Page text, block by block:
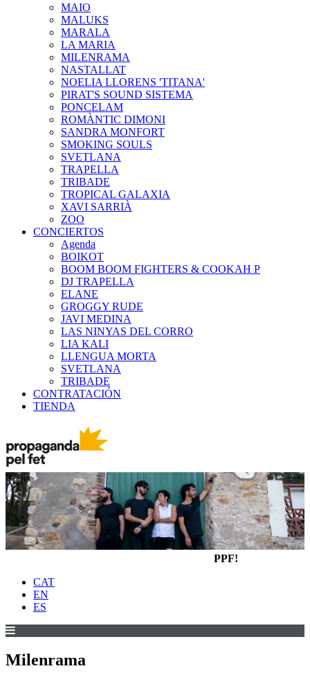
MAIO
MALUKS
MARALA
LA MARIA
MILENRAMA
NASTALLAT
NOELIA LLORENS 'TITANA'
PIRAT'S SOUND SISTEMA
PONCELAM
ROMÀNTIC DIMONI
SANDRA MONFORT
SMOKING SOULS
SVETLANA
TRAPELLA
TRIBADE
TROPICAL GALAXIA
XAVI SARRIÀ
ZOO
CONCIERTOS
Agenda
BOIKOT
BOOM BOOM FIGHTERS & COOKAH P
DJ TRAPELLA
ELANE
GROGGY RUDE
JAVI MEDINA
LAS NINYAS DEL CORRO
LIA KALI
LLENGUA MORTA
SVETLANA
TRIBADE
CONTRATACIÓN
TIENDA
PPF!
CAT
EN
ES
Milenrama